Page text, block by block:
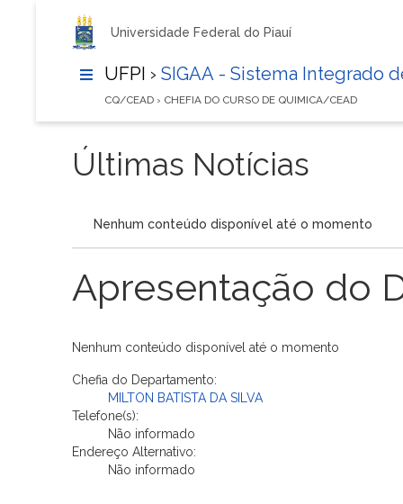
Universidade Federal do Piauí
UFPI › SIGAA - Sistema Integrado
CQ/CEAD › CHEFIA DO CURSO DE QUIMICA/CEAD
Últimas Notícias
Nenhum conteúdo disponível até o momento
Apresentação do
Nenhum conteúdo disponível até o momento
Chefia do Departamento:
MILTON BATISTA DA SILVA
Telefone(s):
Não informado
Endereço Alternativo:
Não informado